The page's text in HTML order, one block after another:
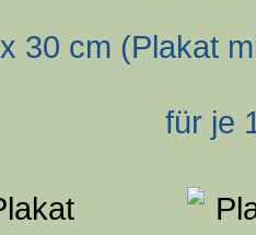
30 cm (Plakat
für je